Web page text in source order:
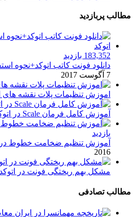
مطالب پربازدید
183,352 بازدید
دانلود فونت کاتب اتوکد+نحوه
7 آگوست 2017
اموزش تنظیمات پلات نقشه های
آموزش کامل فرمان Scale در اتوکد
بازدید
آموزش تنظیم ضخامت خطوط در
2016
مشکل بهم ریختگی فونت در اتوکد
مطالب تصادفی